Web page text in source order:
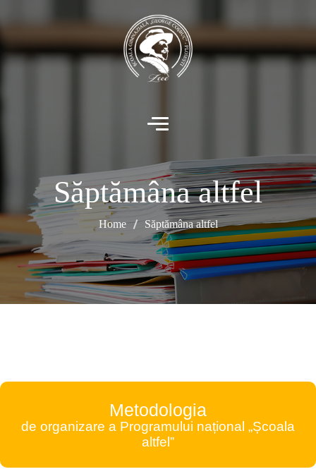
Săptămâna altfel
Home Săptămâna altfel
Metodologia
de organizare a Programului național „Școala
altfel”